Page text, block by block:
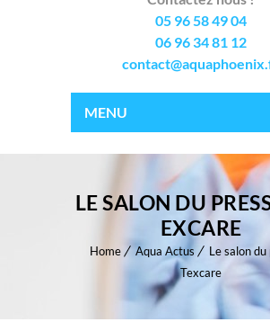
05 96 58 49 04
06 96 34 81 12
MENU
LE SALON DU
EXCARE
Home Aqua Actus
Le salon
Texcare